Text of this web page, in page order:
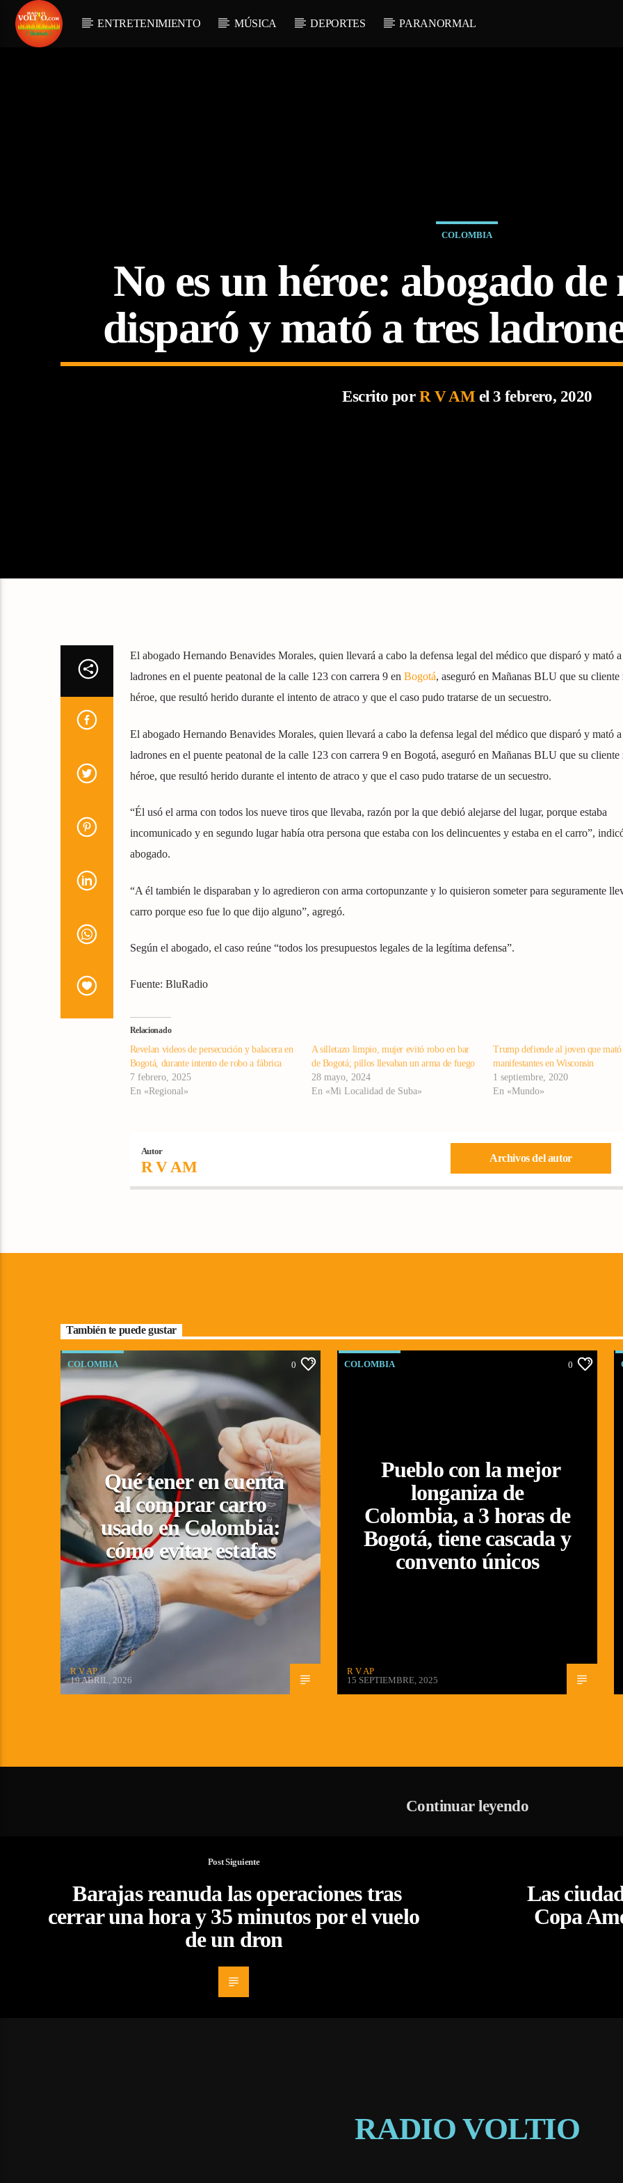
ENTRETENIMIENTO MÚSICA DEPORTES PARANORMAL
COLOMBIA
No es un héroe: abogado
disparó y mató a tres
Escrito por R V AM el 3 febrero, 2020
El abogado Hernando Benavides Morales, quien llevará a cabo la defensa legal del médico que disparó y mató a
ladrones en el puente peatonal de la calle 123 con carrera 9 en Bogotá, aseguró en Mañanas BLU que su cliente
héroe, que resultó herido durante el intento de atraco y que el caso pudo tratarse de un secuestro.
El abogado Hernando Benavides Morales, quien llevará a cabo la defensa legal del médico que disparó y mató a
ladrones en el puente peatonal de la calle 123 con carrera 9 en Bogotá, aseguró en Mañanas BLU que su cliente
héroe, que resultó herido durante el intento de atraco y que el caso pudo tratarse de un secuestro.
“Él usó el arma con todos los nueve tiros que llevaba, razón por la que debió alejarse del lugar, porque estaba
incomunicado y en segundo lugar había otra persona que estaba con los delincuentes y estaba en el carro”,
abogado.
“A él también le disparaban y lo agredieron con arma cortopunzante y lo quisieron someter para seguramente
carro porque eso fue lo que dijo alguno”, agregó.
Según el abogado, el caso reúne “todos los presupuestos legales de la legítima defensa”.
Fuente: BluRadio
Relacionado
Revelan videos de persecución y balacera en
Bogotá, durante intento de robo a fábrica
7 febrero, 2025
En «Regional»
A silletazo limpio, mujer evitó robo en bar
de Bogotá; pillos llevaban un arma de fuego
28 mayo, 2024
En «Mi Localidad de Suba»
Trump defiende al joven que mató
manifestantes en Wisconsin
1 septiembre, 2020
En «Mundo»
Autor
R V AM
Archivos del autor
También te puede gustar
COLOMBIA 0
Qué tener en cuenta
al comprar carro
usado en Colombia:
cómo evitar estafas
R V AP
19 ABRIL, 2026
COLOMBIA 0
Pueblo con la mejor
longaniza de
Colombia, a 3 horas de
Bogotá, tiene cascada y
convento únicos
R V AP
15 SEPTIEMBRE, 2025
Continuar leyendo
Post Siguiente
Barajas reanuda las operaciones tras
cerrar una hora y 35 minutos por el vuelo
de un dron
Las
Copa
RADIO VOLTIO